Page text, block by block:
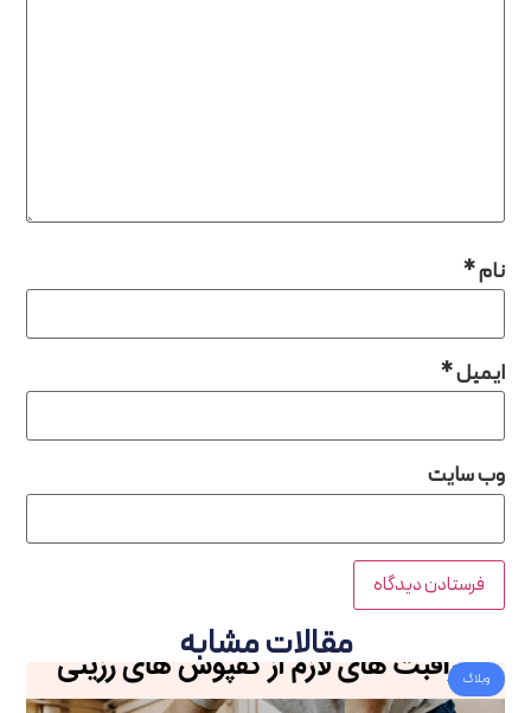
*
*
سایت
مقالات مشابه
وبلاگ